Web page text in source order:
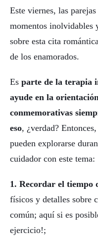
Este viernes, las
momentos inolvidables
sobre esta cita
de los enamorados.
Es parte de la terapia
ayude en la
conmemorativas
eso, ¿verdad?
pueden explorarse
cuidador con este tema:
1. Recordar el tiempo
físicos y detalles sobre
común; aquí si es
ejercicio!;